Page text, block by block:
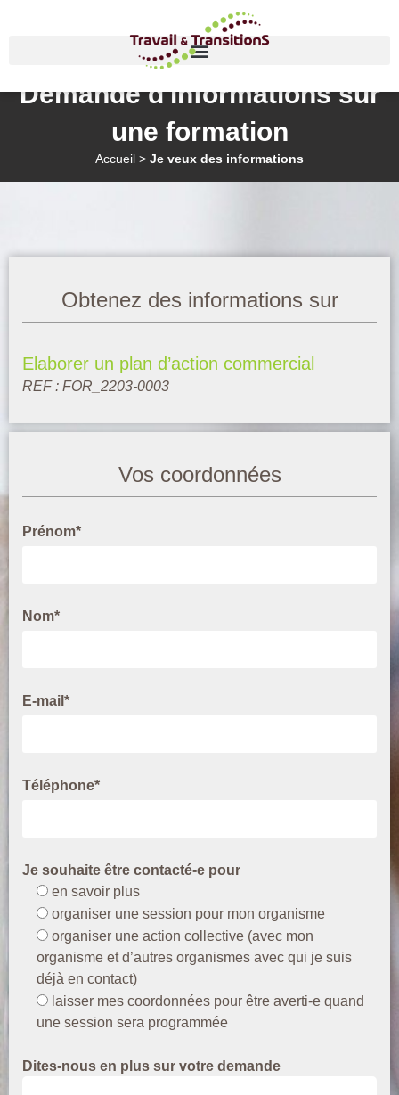
Demande d'informations sur
une formation
Accueil > Je veux des informations
Obtenez des informations sur
Elaborer un plan d’action commercial
REF : FOR_2203-0003
Vos coordonnées
Prénom*
Nom*
E-mail*
Téléphone*
Je souhaite être contacté-e pour
en savoir plus
organiser une session pour mon organisme
organiser une action collective (avec mon
organisme et d’autres organismes avec qui je suis
déjà en contact)
laisser mes coordonnées pour être averti-e quand
une session sera programmée
Dites-nous en plus sur votre demande